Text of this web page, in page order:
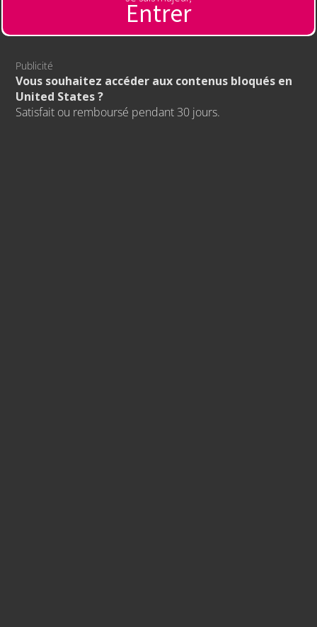
Entrer
Publicité
Vous souhaitez accéder aux contenus bloqués en
United States ?
Satisfait ou remboursé pendant 30 jours.